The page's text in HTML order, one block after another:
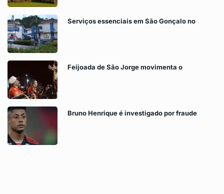
Serviços essenciais em São Gonçalo no
Feijoada de São Jorge movimenta o
Bruno Henrique é investigado por fraude